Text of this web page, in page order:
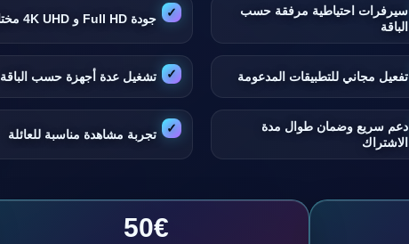
سيرفرات احتياطية مرفقة حسب
الباقة
جودة Full HD و 4K UHD مختارة
تفعيل مجاني للتطبيقات المدعومة تشغيل عدة أجهزة حسب الباقة
دعم سريع وضمان طوال مدة
الاشتراك
تجربة مشاهدة مناسبة للعائلة
50€